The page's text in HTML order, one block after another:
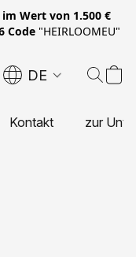
Wert von 1.500 €
Code"HEIRLOOMEU"
DE
Kontakt zur